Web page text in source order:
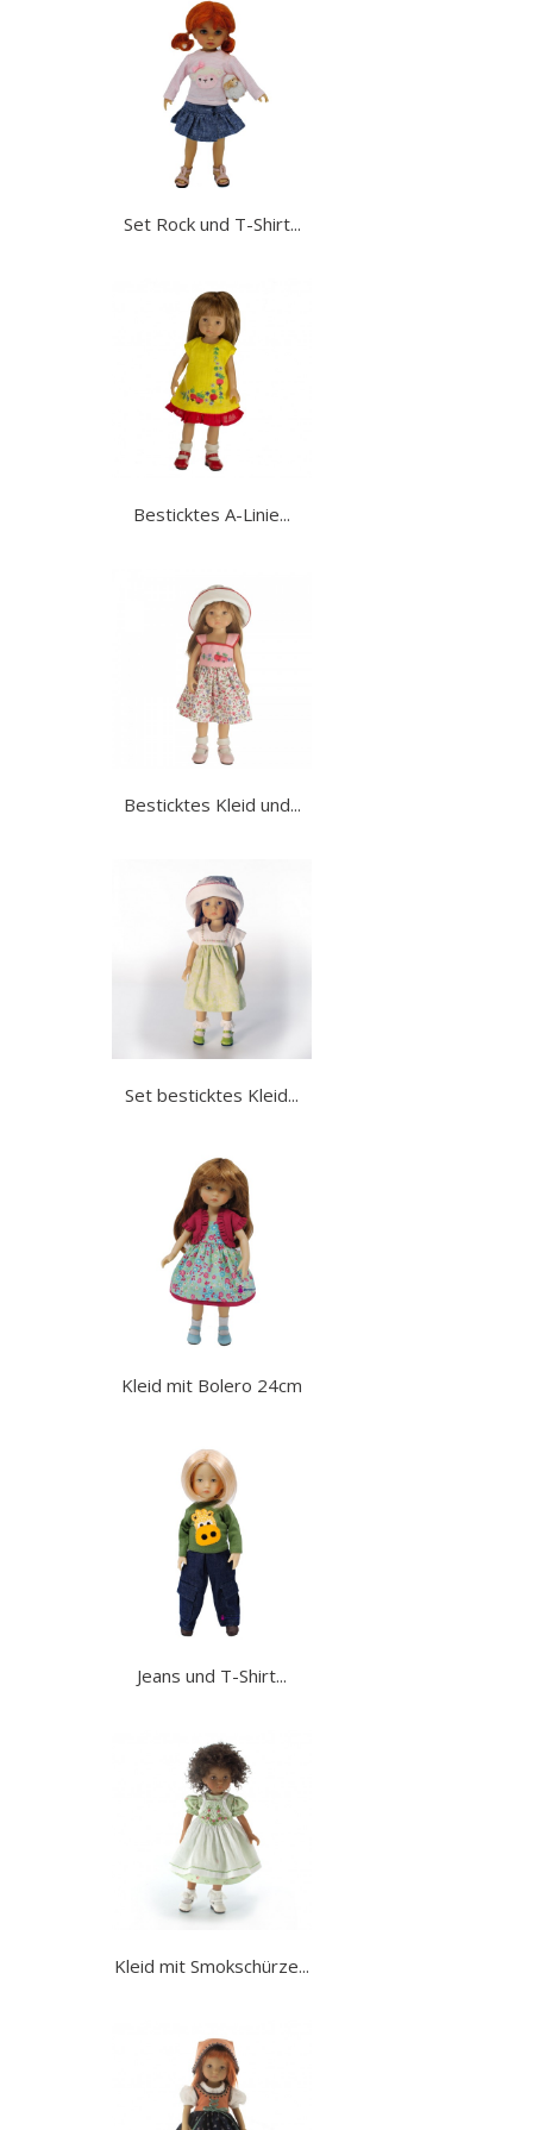
Set Rock und T-Shirt...
Besticktes A-Linie...
Besticktes Kleid und...
Set besticktes Kleid...
Kleid mit Bolero 24cm
Jeans und T-Shirt...
Kleid mit Smokschürze...